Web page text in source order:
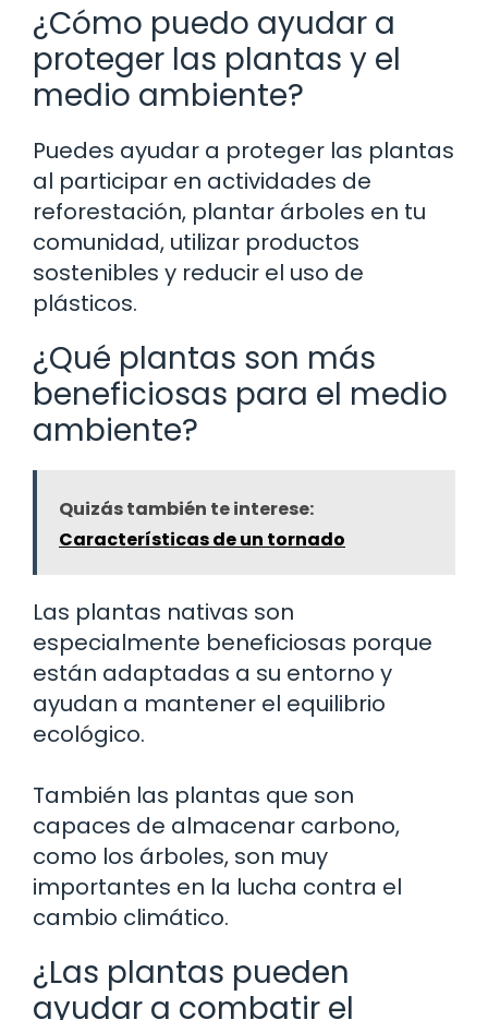
¿Cómo puedo ayudar a
proteger las plantas y el
medio ambiente?
Puedes ayudar a proteger las plantas
al participar en actividades de
reforestación, plantar árboles en tu
comunidad, utilizar productos
sostenibles y reducir el uso de
plásticos.
¿Qué plantas son más
beneficiosas para el medio
ambiente?
Quizás también te interese:
Características de un tornado
Las plantas nativas son
especialmente beneficiosas porque
están adaptadas a su entorno y
ayudan a mantener el equilibrio
ecológico.
También las plantas que son
capaces de almacenar carbono,
como los árboles, son muy
importantes en la lucha contra el
cambio climático.
¿Las plantas pueden
ayudar a combatir el